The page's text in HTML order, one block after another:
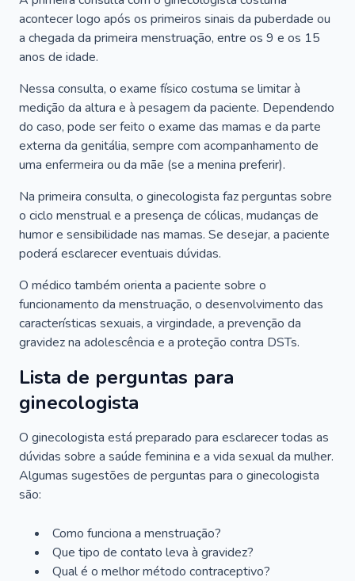
acontecer logo após os primeiros sinais da puberdade ou
a chegada da primeira menstruação, entre os 9 e os 15
anos de idade.
Nessa consulta, o exame físico costuma se limitar à
medição da altura e à pesagem da paciente. Dependendo
do caso, pode ser feito o exame das mamas e da parte
externa da genitália, sempre com acompanhamento de
uma enfermeira ou da mãe (se a menina preferir).
Na primeira consulta, o ginecologista faz perguntas sobre
o ciclo menstrual e a presença de cólicas, mudanças de
humor e sensibilidade nas mamas. Se desejar, a paciente
poderá esclarecer eventuais dúvidas.
O médico também orienta a paciente sobre o
funcionamento da menstruação, o desenvolvimento das
características sexuais, a virgindade, a prevenção da
gravidez na adolescência e a proteção contra DSTs.
Lista de perguntas para
ginecologista
O ginecologista está preparado para esclarecer todas as
dúvidas sobre a saúde feminina e a vida sexual da mulher.
Algumas sugestões de perguntas para o ginecologista
são:
Como funciona a menstruação?
Que tipo de contato leva à gravidez?
Qual é o melhor método contraceptivo?